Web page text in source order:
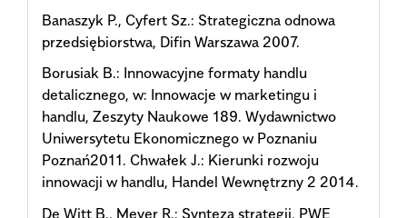
Banaszyk P., Cyfert Sz.: Strategiczna odnowa
przedsiębiorstwa, Difin Warszawa 2007.
Borusiak B.: Innowacyjne formaty handlu
detalicznego, w: Innowacje w marketingu i
handlu, Zeszyty Naukowe 189. Wydawnictwo
Uniwersytetu Ekonomicznego w Poznaniu
Poznań2011. Chwałek J.: Kierunki rozwoju
innowacji w handlu, Handel Wewnętrzny 2 2014.
De Witt B., Meyer R.: Synteza strategii, PWE